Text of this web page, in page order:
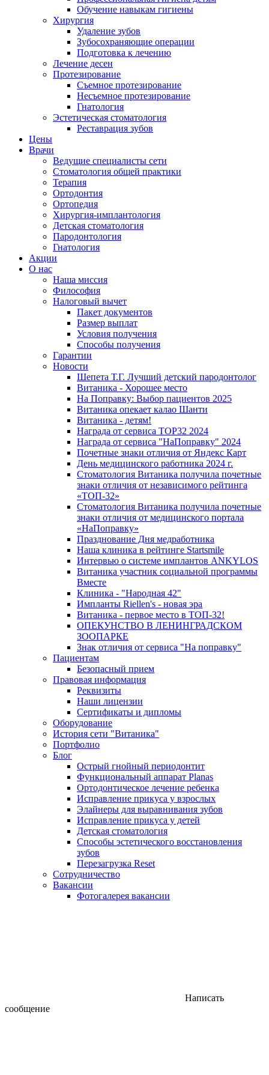
Обучение навыкам гигиены
Хирургия
Удаление зубов
Зубосохраняющие операции
Подготовка к лечению
Лечение десен
Протезирование
Съемное протезирование
Несъемное протезирование
Гнатология
Эстетическая стоматология
Реставрация зубов
Цены
Врачи
Ведущие специалисты сети
Стоматология общей практики
Терапия
Ортодонтия
Ортопедия
Хирургия-имплантология
Детская стоматология
Пародонтология
Гнатология
Акции
О нас
Наша миссия
Философия
Налоговый вычет
Пакет документов
Размер выплат
Условия получения
Способы получения
Гарантии
Новости
Шепета Т.Г. Лучший детский пародонтолог
Витаника - Хорошее место
На Поправку: Выбор пациентов 2025
Витаника опекает калао Шанти
Витаника - детям!
Награда от сервиса TOP32 2024
Награда от сервиса "НаПоправку" 2024
Почетные знаки отличия от Яндекс Карт
День медицинского работника 2024 г.
Стоматология Витаника получила почетные
знаки отличия от независимого рейтинга
«ТОП-32»
Стоматология Витаника получила почетные
знаки отличия от медицинского портала
«НаПоправку»
Празднование Дня медработника
Наша клиника в рейтинге Startsmile
Интервью о системе имплантов ANKYLOS
Витаника участник социальной программы
Вместе
Клиника - "Народная 42"
Импланты Riellen's - новая эра
Витаника - первое место в ТОП-32!
ОПЕКУНСТВО В ЛЕНИНГРАДСКОМ
ЗООПАРКЕ
Знак отличия от сервиса "На поправку"
Пациентам
Безопасный прием
Правовая информация
Реквизиты
Наши лицензии
Сертификаты и дипломы
Оборудование
История сети "Витаника"
Портфолио
Блог
Острый гнойный периодонтит
Функциональный аппарат Planas
Ортодонтическое лечение ребенка
Исправление прикуса у взрослых
Элайнеры для выравнивания зубов
Исправление прикуса у детей
Детская стоматология
Способы эстетического восстановления
зубов
Перезагрузка Reset
Сотрудничество
Вакансии
Фотогалерея вакансии
Написать
сообщение